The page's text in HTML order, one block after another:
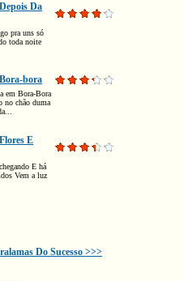
Da
pra uns só
toda noite
bora
em Bora-Bora
no chão duma
E
E há
Vem a luz
Do Sucesso >>>